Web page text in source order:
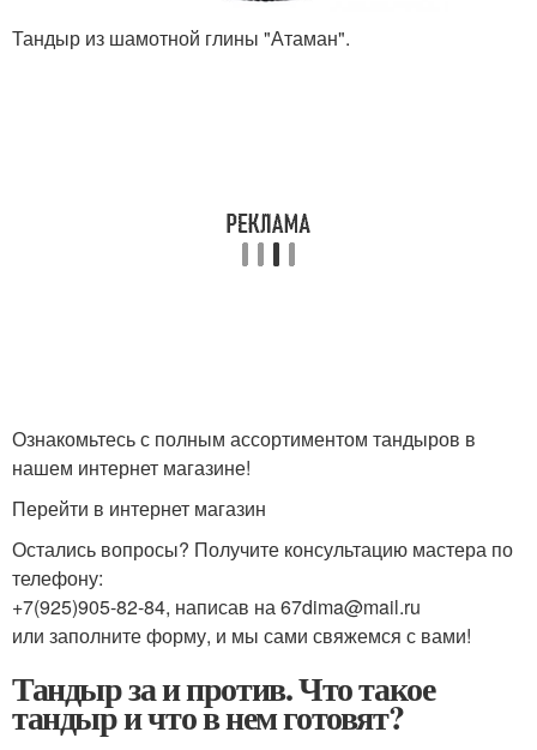
Тандыр из шамотной глины "Атаман".
Ознакомьтесь с полным ассортиментом тандыров в
нашем интернет магазине!
Перейти в интернет магазин
Остались вопросы? Получите консультацию мастера по
телефону:
+7(925)905-82-84, написав на 67dima@mail.ru
или заполните форму, и мы сами свяжемся с вами!
Тандыр за и против. Что такое
тандыр и что в нем готовят?